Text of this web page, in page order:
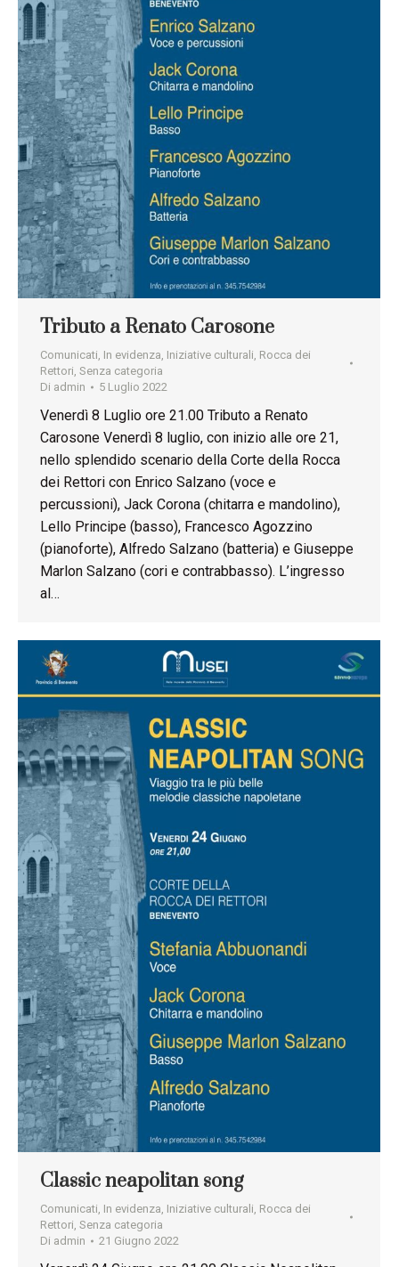
Tributo a Renato Carosone
Comunicati, In evidenza, Iniziative culturali, Rocca dei
Rettori, Senza categoria
Di admin 5 Luglio 2022
Venerdì 8 Luglio ore 21.00 Tributo a Renato
Carosone Venerdì 8 luglio, con inizio alle ore 21,
nello splendido scenario della Corte della Rocca
dei Rettori con Enrico Salzano (voce e
percussioni), Jack Corona (chitarra e mandolino),
Lello Principe (basso), Francesco Agozzino
(pianoforte), Alfredo Salzano (batteria) e Giuseppe
Marlon Salzano (cori e contrabbasso). L’ingresso
al…
Classic neapolitan song
Comunicati, In evidenza, Iniziative culturali, Rocca dei
Rettori, Senza categoria
Di admin 21 Giugno 2022